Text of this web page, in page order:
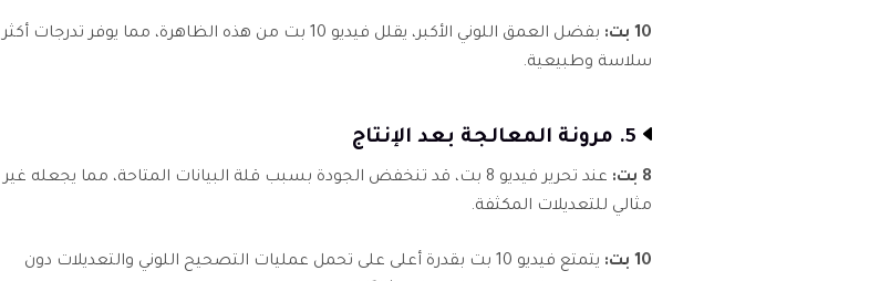
10 بت:
بفضل العمق اللوني الأكبر، يقلل فيديو 10 بت من هذه الظاهرة، مما يوفر تدرجات أكثر
سلاسة وطبيعية.
5. مرونة المعالجة بعد الإنتاج
8 بت:
عند تحرير فيديو 8 بت، قد تنخفض الجودة بسبب قلة البيانات المتاحة، مما يجعله غير
مثالي للتعديلات المكثفة.
10 بت:
يتمتع فيديو 10 بت بقدرة أعلى على تحمل عمليات التصحيح اللوني والتعديلات دون